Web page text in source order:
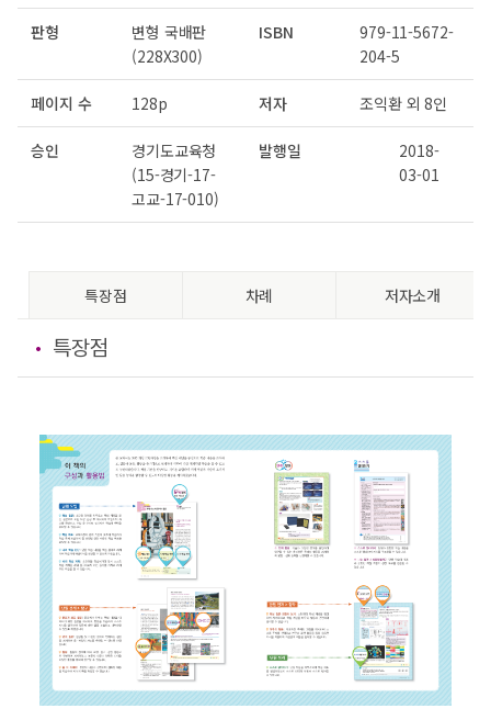
판형
변형 국배판
(228X300)
ISBN
979-11-5672-
204-5
페이지 수 128p 저자 조익환 외 8인
승인
경기도교육청
(15-경기-17-
고교-17-010)
발행일
2018-
03-01
특장점 차례 저자소개
특장점